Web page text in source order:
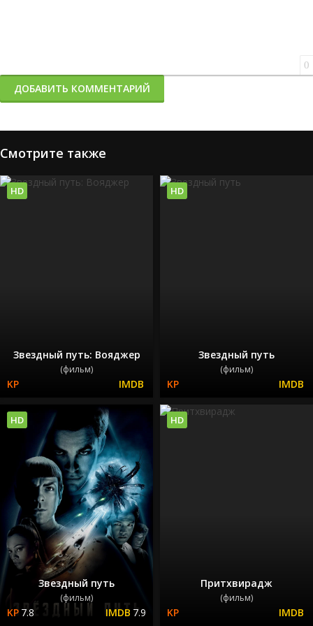
0
ДОБАВИТЬ КОММЕНТАРИЙ
Смотрите также
Звездный путь: Вояджер
(фильм)
HD
Звездный путь
(фильм)
HD
Звездный путь
(фильм)
7.8 7.9
HD
Притхвирадж
(фильм)
HD